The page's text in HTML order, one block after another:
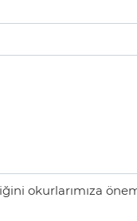
okurlarımıza